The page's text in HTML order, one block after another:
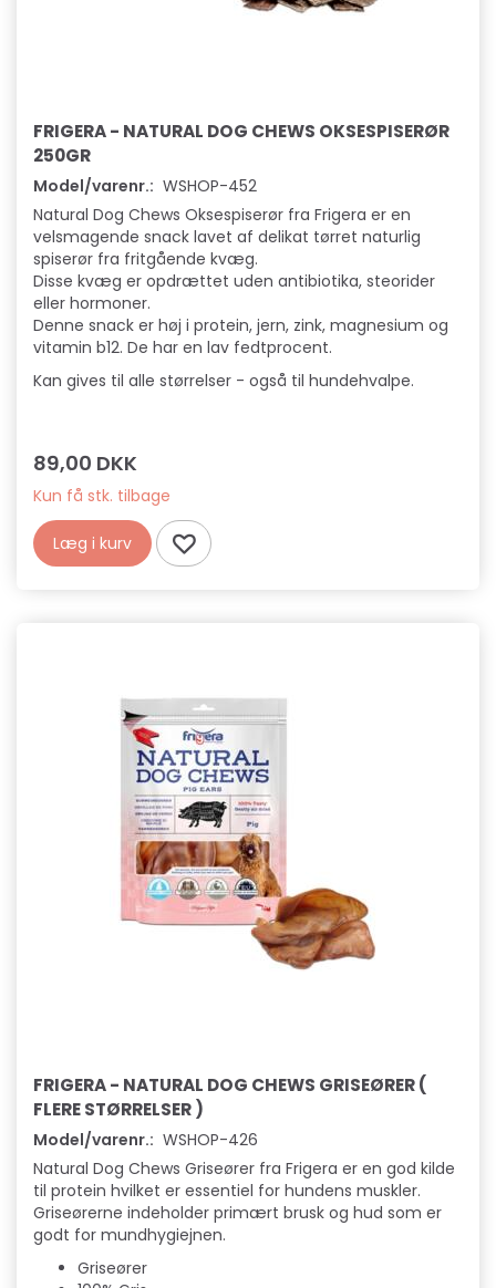
FRIGERA - NATURAL DOG CHEWS OKSESPISERØR
250GR
Model/varenr.: WSHOP-452
Natural Dog Chews Oksespiserør fra Frigera er en
velsmagende snack lavet af delikat tørret naturlig
spiserør fra fritgående kvæg.
Disse kvæg er opdrættet uden antibiotika, steorider
eller hormoner.
Denne snack er høj i protein, jern, zink, magnesium og
vitamin b12. De har en lav fedtprocent.
Kan gives til alle størrelser - også til hundehvalpe.
89,00 DKK
Kun få stk. tilbage
Læg i kurv
FRIGERA - NATURAL DOG CHEWS GRISEØRER (
FLERE STØRRELSER )
Model/varenr.: WSHOP-426
Natural Dog Chews Griseører fra Frigera er en god kilde
til protein hvilket er essentiel for hundens muskler.
Griseørerne indeholder primært brusk og hud som er
godt for mundhygiejnen.
Griseører